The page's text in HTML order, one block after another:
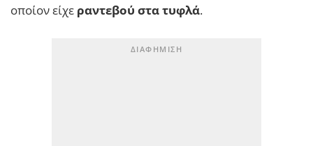
οποίον είχε ραντεβού στα τυφλά.